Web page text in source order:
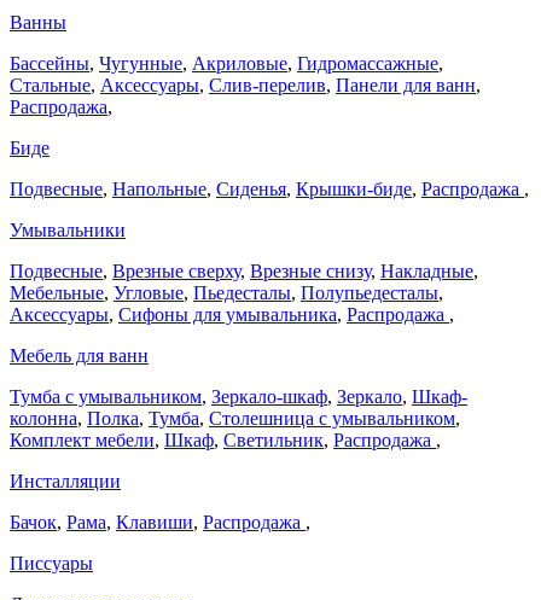
Ванны
Бассейны, Чугунные, Акриловые, Гидромассажные,
Стальные, Аксессуары, Слив-перелив, Панели для ванн,
Распродажа,
Биде
Подвесные, Напольные, Сиденья, Крышки-биде, Распродажа ,
Умывальники
Подвесные, Врезные сверху, Врезные снизу, Накладные,
Мебельные, Угловые, Пьедесталы, Полупьедесталы,
Аксессуары, Сифоны для умывальника, Распродажа ,
Мебель для ванн
Тумба с умывальником, Зеркало-шкаф, Зеркало, Шкаф-
колонна, Полка, Тумба, Столешница с умывальником,
Комплект мебели, Шкаф, Светильник, Распродажа ,
Инсталляции
Бачок, Рама, Клавиши, Распродажа ,
Писсуары